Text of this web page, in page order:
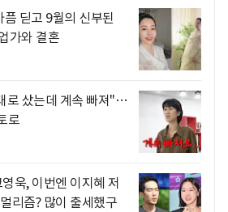
픔 딛고 9월의 신부된
가와 결혼
로 샀는데 계속 빠져"…
로
욱, 이번엔 이지혜 저
리즘? 많이 출세했구